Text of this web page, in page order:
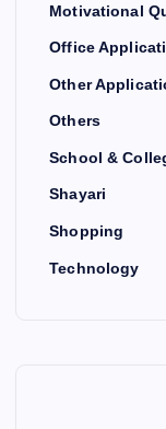
Motivational
Office
Other
Others
School &
Shayari
Shopping
Technology